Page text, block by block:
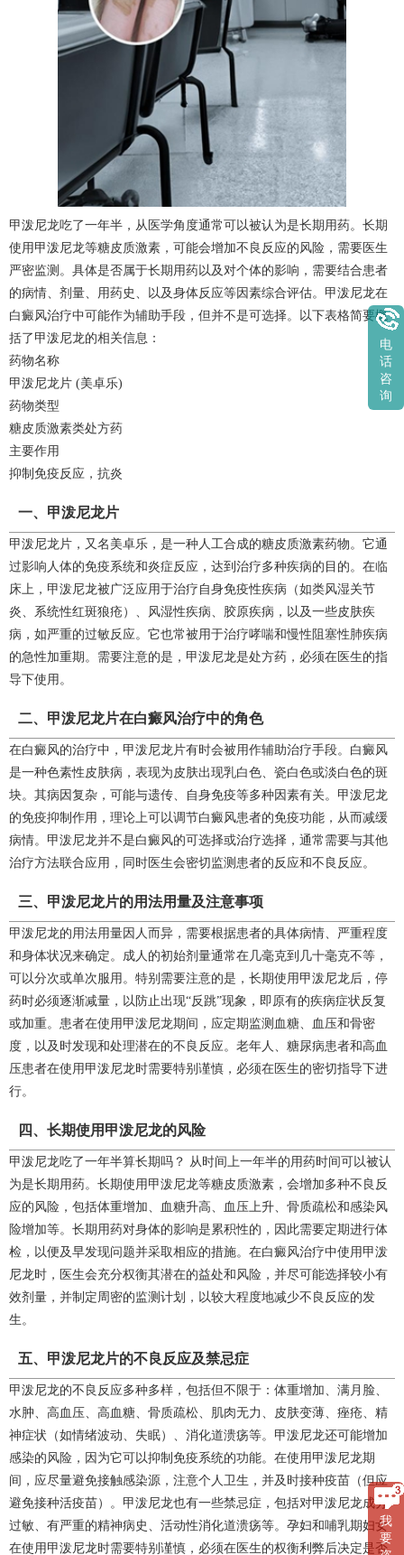
甲泼尼龙吃了一年半，从医学角度通常可以被认为是长期用药。长期
使用甲泼尼龙等糖皮质激素，可能会增加不良反应的风险，需要医生
严密监测。具体是否属于长期用药以及对个体的影响，需要结合患者
的病情、剂量、用药史、以及身体反应等因素综合评估。甲泼尼龙在
白癜风治疗中可能作为辅助手段，但并不是可选择。以下表格简要概
括了甲泼尼龙的相关信息：
药物名称
甲泼尼龙片 (美卓乐)
药物类型
糖皮质激素类处方药
主要作用
抑制免疫反应，抗炎
一、甲泼尼龙片
甲泼尼龙片，又名美卓乐，是一种人工合成的糖皮质激素药物。它通
过影响人体的免疫系统和炎症反应，达到治疗多种疾病的目的。在临
床上，甲泼尼龙被广泛应用于治疗自身免疫性疾病（如类风湿关节
炎、系统性红斑狼疮）、风湿性疾病、胶原疾病，以及一些皮肤疾
病，如严重的过敏反应。它也常被用于治疗哮喘和慢性阻塞性肺疾病
的急性加重期。需要注意的是，甲泼尼龙是处方药，必须在医生的指
导下使用。
二、甲泼尼龙片在白癜风治疗中的角色
在白癜风的治疗中，甲泼尼龙片有时会被用作辅助治疗手段。白癜风
是一种色素性皮肤病，表现为皮肤出现乳白色、瓷白色或淡白色的斑
块。其病因复杂，可能与遗传、自身免疫等多种因素有关。甲泼尼龙
的免疫抑制作用，理论上可以调节白癜风患者的免疫功能，从而减缓
病情。甲泼尼龙并不是白癜风的可选择或治疗选择，通常需要与其他
治疗方法联合应用，同时医生会密切监测患者的反应和不良反应。
三、甲泼尼龙片的用法用量及注意事项
甲泼尼龙的用法用量因人而异，需要根据患者的具体病情、严重程度
和身体状况来确定。成人的初始剂量通常在几毫克到几十毫克不等，
可以分次或单次服用。特别需要注意的是，长期使用甲泼尼龙后，停
药时必须逐渐减量，以防止出现“反跳”现象，即原有的疾病症状反复
或加重。患者在使用甲泼尼龙期间，应定期监测血糖、血压和骨密
度，以及时发现和处理潜在的不良反应。老年人、糖尿病患者和高血
压患者在使用甲泼尼龙时需要特别谨慎，必须在医生的密切指导下进
行。
四、长期使用甲泼尼龙的风险
甲泼尼龙吃了一年半算长期吗？ 从时间上一年半的用药时间可以被认
为是长期用药。长期使用甲泼尼龙等糖皮质激素，会增加多种不良反
应的风险，包括体重增加、血糖升高、血压上升、骨质疏松和感染风
险增加等。长期用药对身体的影响是累积性的，因此需要定期进行体
检，以便及早发现问题并采取相应的措施。在白癜风治疗中使用甲泼
尼龙时，医生会充分权衡其潜在的益处和风险，并尽可能选择较小有
效剂量，并制定周密的监测计划，以较大程度地减少不良反应的发
生。
五、甲泼尼龙片的不良反应及禁忌症
甲泼尼龙的不良反应多种多样，包括但不限于：体重增加、满月脸、
水肿、高血压、高血糖、骨质疏松、肌肉无力、皮肤变薄、痤疮、精
神症状（如情绪波动、失眠）、消化道溃疡等。甲泼尼龙还可能增加
感染的风险，因为它可以抑制免疫系统的功能。在使用甲泼尼龙期
间，应尽量避免接触感染源，注意个人卫生，并及时接种疫苗（但应
避免接种活疫苗）。甲泼尼龙也有一些禁忌症，包括对甲泼尼龙成分
过敏、有严重的精神病史、活动性消化道溃疡等。孕妇和哺乳期妇女
在使用甲泼尼龙时需要特别谨慎，必须在医生的权衡利弊后决定是否
我
要
电
话
咨
询